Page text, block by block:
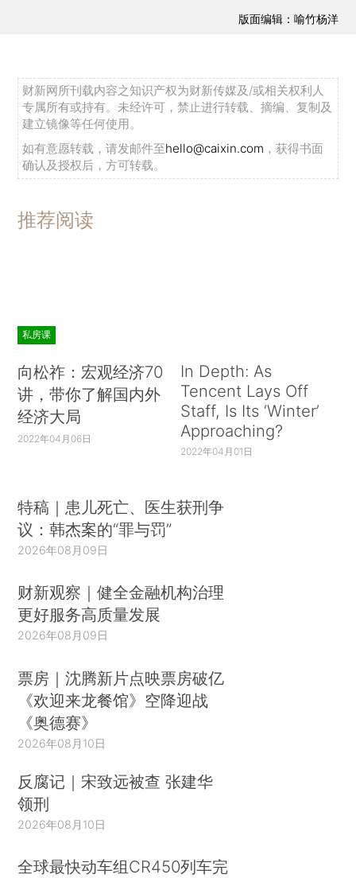
版面编辑：喻竹杨洋
财新网所刊载内容之知识产权为财新传媒及/或相关权利人
专属所有或持有。未经许可，禁止进行转载、摘编、复制及
建立镜像等任何使用。
如有意愿转载，请发邮件至hello@caixin.com ，获得书面
确认及授权后，方可转载。
推荐阅读
私房课
向松祚：宏观经济70
讲，带你了解国内外
经济大局
2022年04月06日
In Depth: As
Tencent Lays Off
Staff, Is Its ‘Winter’
Approaching?
2022年04月01日
特稿｜患儿死亡、医生获刑争
议：韩杰案的“罪与罚”
2026年08月09日
财新观察｜健全金融机构治理
更好服务高质量发展
2026年08月09日
票房｜沈腾新片点映票房破亿
《欢迎来龙餐馆》空降迎战
《奥德赛》
2026年08月10日
反腐记｜宋致远被查 张建华
领刑
2026年08月10日
全球最快动车组CR450列车完